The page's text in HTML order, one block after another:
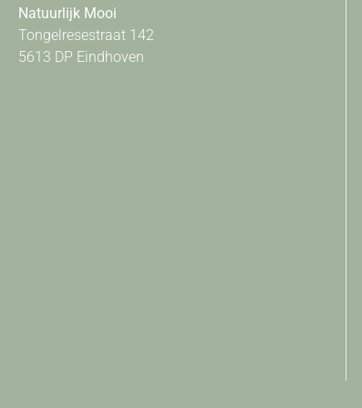
Natuurlijk Mooi
Tongelresestraat 142
5613 DP Eindhoven